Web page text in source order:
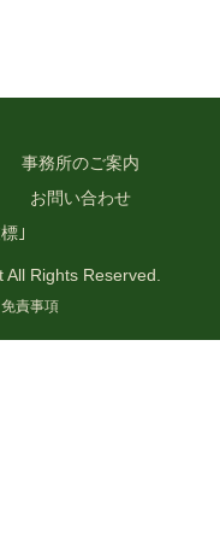
事務所のご案内
お問い合わせ
｣
Rights Reserved.
責事項